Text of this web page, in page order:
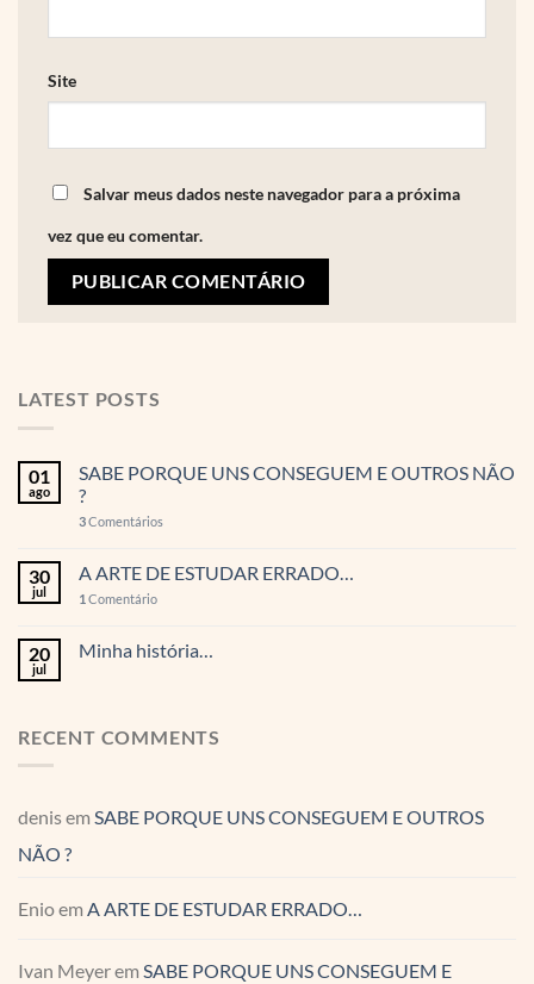
Site
Salvar meus dados neste navegador para a próxima
vez que eu comentar.
LATEST POSTS
01
ago
SABE PORQUE UNS CONSEGUEM E OUTROS NÃO
?
3Comentários
30
jul
A ARTE DE ESTUDAR ERRADO…
1 Comentário
20
jul
Minha história…
RECENT COMMENTS
denisem SABE PORQUE UNS CONSEGUEM E OUTROS
NÃO ?
Enioem A ARTE DE ESTUDAR ERRADO…
Ivan Meyerem SABE PORQUE UNS CONSEGUEM E